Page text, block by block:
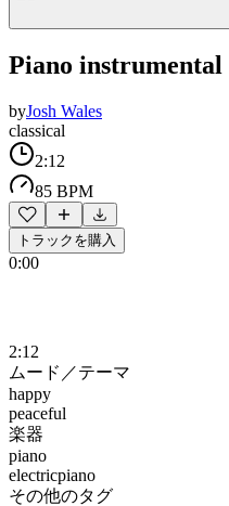
Piano instrumental
byJosh Wales
classical
2:12
85 BPM
トラックを購入
0:00
2:12
ムード／テーマ
happy
peaceful
楽器
piano
electricpiano
その他のタグ